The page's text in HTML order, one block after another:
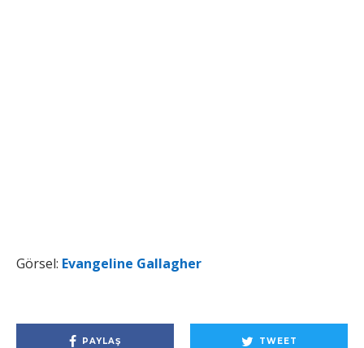
Görsel: Evangeline Gallagher
PAYLAŞ TWEET